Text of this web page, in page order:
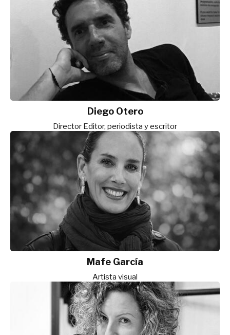
Diego Otero
Director Editor, periodista y escritor
Mafe García
Artista visual